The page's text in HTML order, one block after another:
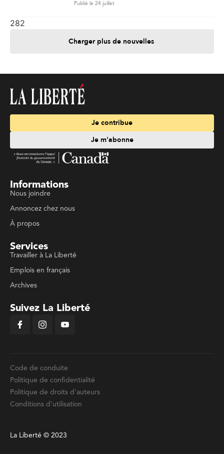
Publié le 24 juillet
282
Charger plus de nouvelles
Je contribue
Je m'abonne
Informations
Nous joindre
Annoncez chez nous
À propos
Services
Travailler à La Liberté
Emplois en français
Archives
Suivez La Liberté
Code de conduite
Politique de confidentialité
Politique de droits d'auteurs
Conditions d'utilisation
La Liberté © 2023